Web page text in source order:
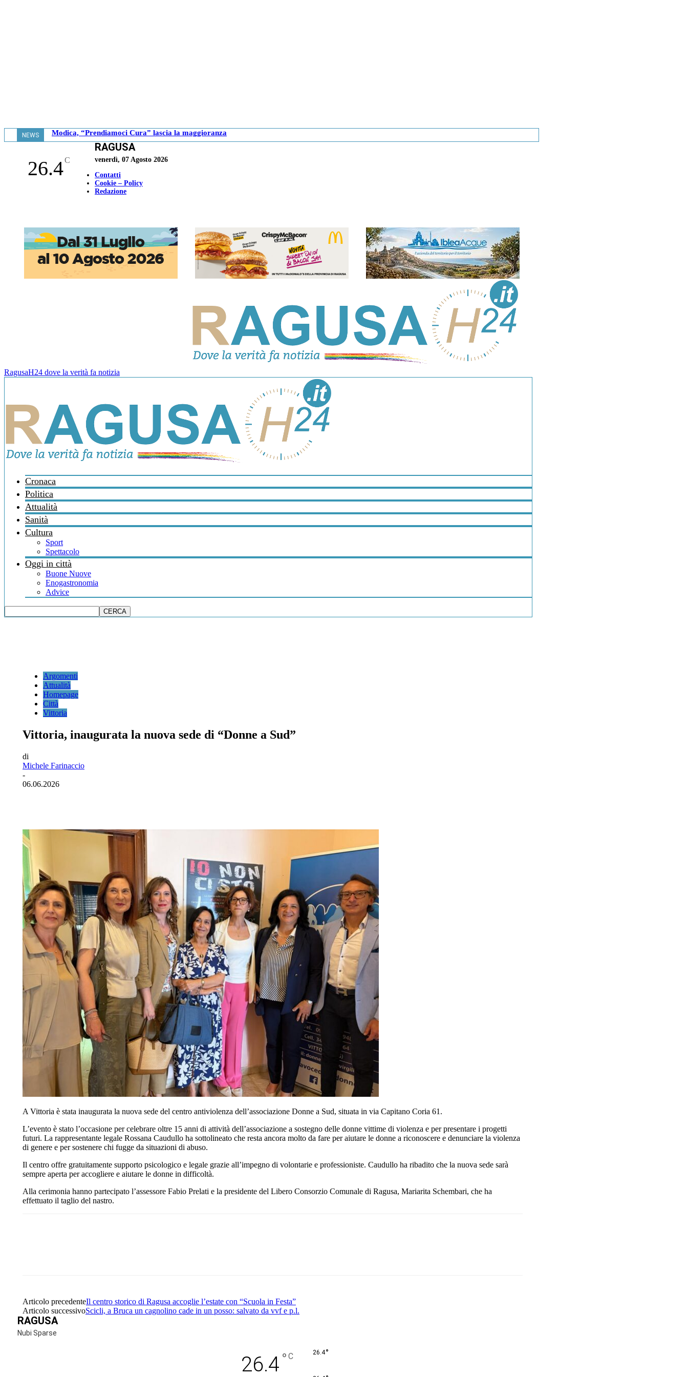
NEWS Modica, “Prendiamoci Cura” lascia la maggioranza
26.4C
RAGUSA
venerdì, 07 Agosto 2026
Contatti
Cookie – Policy
Redazione
RagusaH24 dove la verità fa notizia
Cronaca
Politica
Attualità
Sanità
Cultura
Sport
Spettacolo
Oggi in città
Buone Nuove
Enogastronomia
Advice
Argomenti
Attualità
Homepage
Città
Vittoria
Vittoria, inaugurata la nuova sede di “Donne a Sud”
di
Michele Farinaccio
-
06.06.2026
A Vittoria è stata inaugurata la nuova sede del centro antiviolenza dell’associazione Donne a Sud, situata in via Capitano Coria 61.
L’evento è stato l’occasione per celebrare oltre 15 anni di attività dell’associazione a sostegno delle donne vittime di violenza e per presentare i progetti
futuri. La rappresentante legale Rossana Caudullo ha sottolineato che resta ancora molto da fare per aiutare le donne a riconoscere e denunciare la violenza
di genere e per sostenere chi fugge da situazioni di abuso.
Il centro offre gratuitamente supporto psicologico e legale grazie all’impegno di volontarie e professioniste. Caudullo ha ribadito che la nuova sede sarà
sempre aperta per accogliere e aiutare le donne in difficoltà.
Alla cerimonia hanno partecipato l’assessore Fabio Prelati e la presidente del Libero Consorzio Comunale di Ragusa, Mariarita Schembari, che ha
effettuato il taglio del nastro.
Articolo precedenteIl centro storico di Ragusa accoglie l’estate con “Scuola in Festa”
Articolo successivoScicli, a Bruca un cagnolino cade in un posso: salvato da vvf e p.l.
RAGUSA
Nubi Sparse
26.4 ° C 26.4°